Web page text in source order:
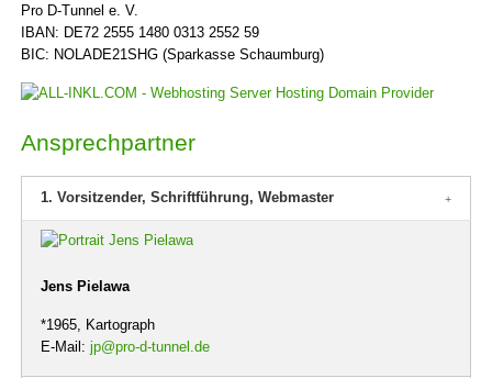
Pro D-Tunnel e. V.
IBAN: DE72 2555 1480 0313 2552 59
BIC: NOLADE21SHG (Sparkasse Schaumburg)
Ansprechpartner
1. Vorsitzender, Schriftführung, Webmaster
Jens Pielawa
*1965, Kartograph
E-Mail: jp@pro-d-tunnel.de